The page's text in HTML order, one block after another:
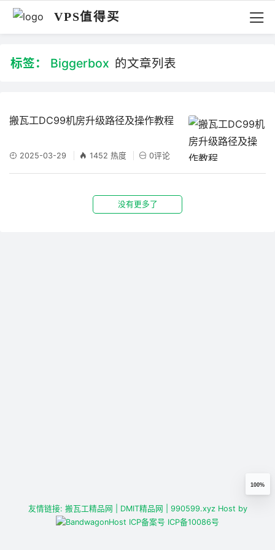
VPS值得买
标签： Biggerbox 的文章列表
搬瓦工DC99机房升级路径及操作教程
2025-03-29 1452 热度 0评论
没有更多了
100%
友情链接: 搬瓦工精品网 | DMIT精品网 | 990599.xyzHost by
ICP备案号 ICP备10086号